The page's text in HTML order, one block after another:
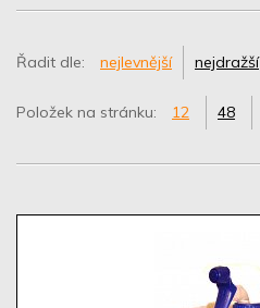
Řadit dle: nejlevnější nejdražší
Položek na stránku: 12 48